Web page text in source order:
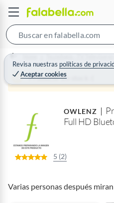
Revisa nuestras políticas de
Aceptar cookies
Home Tecnología - TV Televisores
Producto sin stock :(
OWLENZ
Full HD
5 (2)
Varias personas después miran